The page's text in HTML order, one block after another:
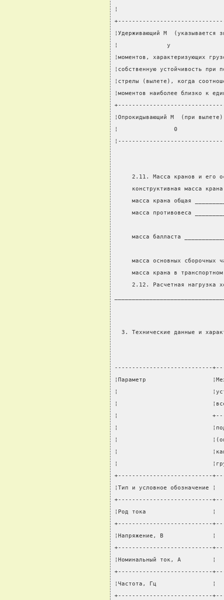
¦
¦Удерживающий М
¦              у
¦моментов,
¦собственную
¦стрелы (вылете), когда
¦моментов наиболее
¦Опрокидывающий М  (при
¦                0
2.11. Масса кранов и его
конструктивная масса
масса крана общая
масса противовеса
масса балласта
масса основных сборочных
масса крана в
2.12. Расчетная нагрузка
3. Технические данные и
----------------------------
¦Параметр
¦
¦                           ¦все
¦
¦
¦
¦
¦
+---------------------------
¦Тип и условное
+---------------------------
¦Род тока
+---------------------------
¦Напряжение, В
+---------------------------
¦Номинальный ток, А
+---------------------------
¦Частота, Гц
+---------------------------